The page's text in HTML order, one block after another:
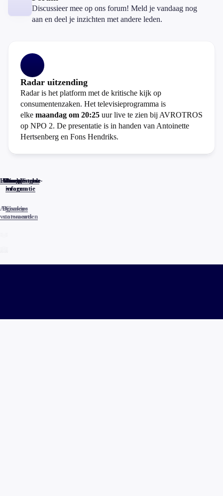
Discussieer mee op ons forum! Meld je vandaag nog
aan en deel je inzichten met andere leden.
Radar uitzending
Radar is het platform met de kritische kijk op
consumentenzaken. Het televisieprogramma is
elke maandag om 20:25 uur live te zien bij AVROTROS
op NPO 2. De presentatie is in handen van Antoinette
Hertsenberg en Fons Hendriks.
Home
Actueel
Uitzendingen
Reacties
Programma-
informatie
Veelgestelde
vragen
Algemene
voorwaarden
Privacy
statements
Cookies